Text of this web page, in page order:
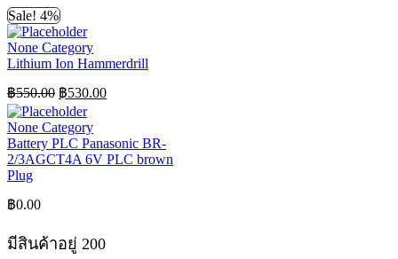
Sale! 4%
None Category
Lithium Ion Hammerdrill
฿550.00 Original
price
was:
฿550.00.
฿530.00Current
price
฿530.00.
None Category
Battery PLC Panasonic BR-
2/3AGCT4A 6V PLC brown
Plug
฿0.00
มีสินค้าอยู่ 200